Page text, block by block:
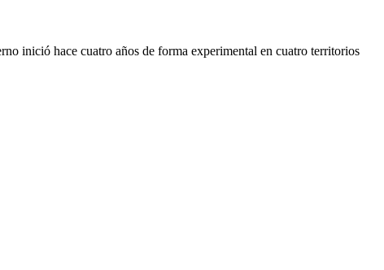
inició hace cuatro años de forma experimental en cuatro territorios